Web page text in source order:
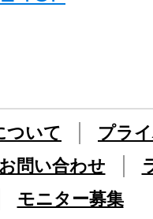
ついて
プラ
お問い合わせ
モニター募集